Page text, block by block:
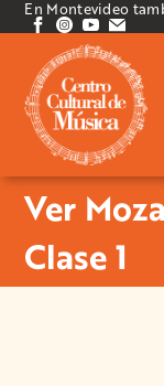
En Montevideo
Ver
Clase 1